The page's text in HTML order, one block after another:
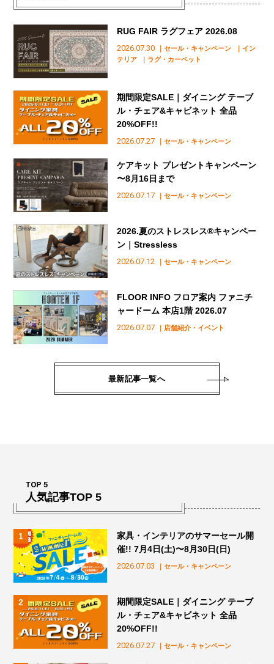
2026.07.30 ｜セール・キャンペーン
｜イン
テリア
｜ラグ・カーペット
RUG FAIR ラグフェア 2026.08
2026.07.27 ｜セール・キャンペーン
期間限定SALE｜ダイニング テーブ
ル・チェア&キャビネット 全品
20%OFF!!
2026.07.17 ｜セール・キャンペーン
ケアキット プレゼントキャンペーン
〜8月16日まで
2026.07.12 ｜セール・キャンペーン
2026.夏のストレスレス®︎キャンペー
ン｜Stressless
2026.07.07 ｜店舗紹介・イベント
FLOOR INFO フロア案内 ファニチ
ャードーム 本店1階 2026.07
最新記事一覧へ
TOP 5
人気記事TOP 5
2026.07.03 ｜セール・キャンペーン
家具・インテリアのサマーセール開
催!! 7月4日(土)〜8月30日(日)
2026.07.27 ｜セール・キャンペーン
期間限定SALE｜ダイニング テーブ
ル・チェア&キャビネット 全品
20%OFF!!